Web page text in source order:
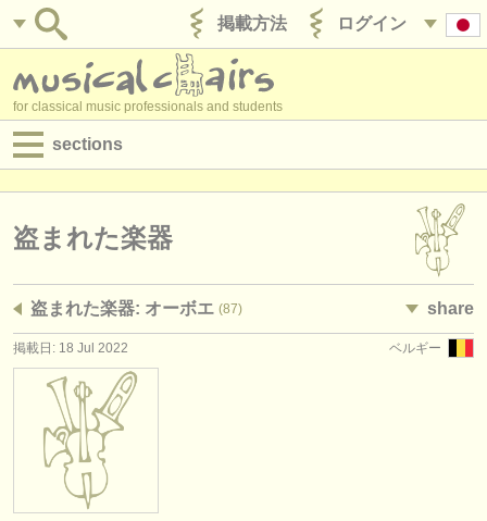
ログイン
掲載方法
for classical music professionals and students
sections
求人情報 (演奏関係の職)
求人情報 (管理者関連の職)
degree courses
講習会
コンクール
楽器の販売
盗まれた楽器
盗まれた楽器: オーボエ (87) share
ベルギー
掲載日: 18 Jul 2022